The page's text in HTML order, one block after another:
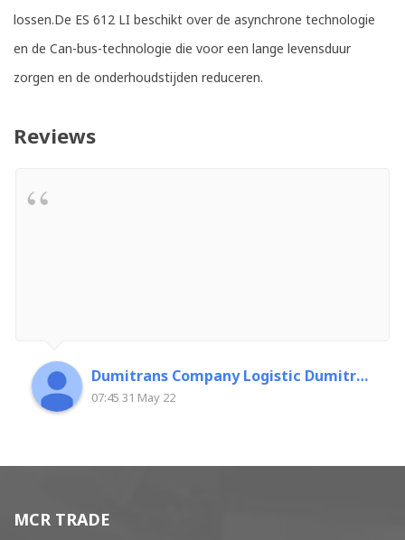
lossen.De ES 612 LI beschikt over de asynchrone technologie
en de Can-bus-technologie die voor een lange levensduur
zorgen en de onderhoudstijden reduceren.
Reviews
Dumitrans Company Logistic Dumitrascu Florin
07:45 31 May 22
MCR TRADE